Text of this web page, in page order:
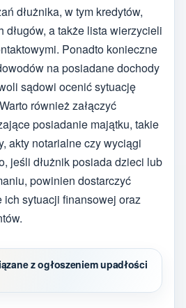
dłużnika, w tym kredytów,
długów, a także lista wierzycieli
Ponadto konieczne
na posiadane dochody
sądowi ocenić sytuację
również załączyć
posiadanie majątku, takie
akty notarialne czy wyciągi
jeśli dłużnik posiada dzieci lub
powinien dostarczyć
ich sytuacji finansowej oraz
z ogłoszeniem upadłości